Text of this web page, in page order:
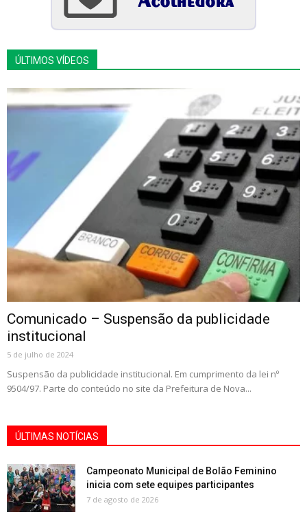
ÚLTIMOS VÍDEOS
Comunicado – Suspensão da publicidade
institucional
5 de julho de 2024
Suspensão da publicidade institucional. Em cumprimento da lei nº
9504/97. Parte do conteúdo no site da Prefeitura de Nova...
ÚLTIMAS NOTÍCIAS
Campeonato Municipal de Bolão Feminino
inicia com sete equipes participantes
7 de agosto de 2026